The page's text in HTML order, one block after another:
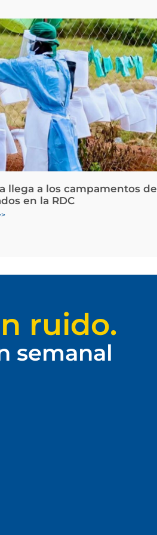
llega a los campamentos de
en la RDC
ruido.
semanal